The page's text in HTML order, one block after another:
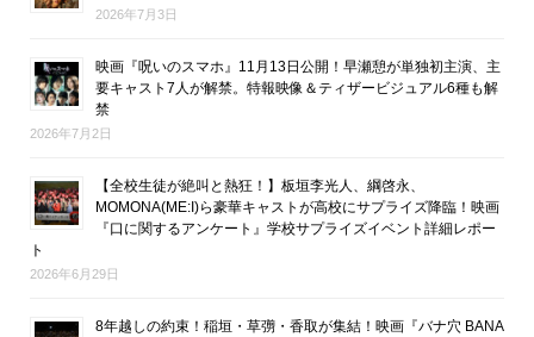
2026年7月3日
映画『呪いのスマホ』11月13日公開！早瀬憩が単独初主演、主
要キャスト7人が解禁。特報映像＆ティザービジュアル6種も解
禁
2026年7月2日
【全校生徒が絶叫と熱狂！】板垣李光人、綱啓永、
MOMONA(ME:I)ら豪華キャストが高校にサプライズ降臨！映画
『口に関するアンケート』学校サプライズイベント詳細レポー
ト
2026年6月29日
8年越しの約束！稲垣・草彅・香取が集結！映画『バナ穴 BANA